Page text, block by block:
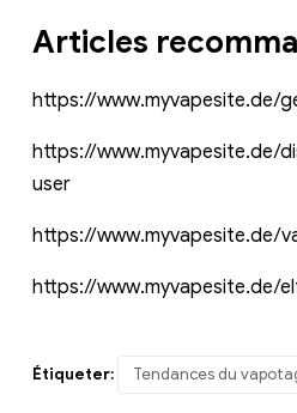
Articles
https://www.myvapesite.de/
https://www.myvapesite.de/
user
https://www.myvapesite.de/
https://www.myvapesite.de/
Étiqueter: Tendances du